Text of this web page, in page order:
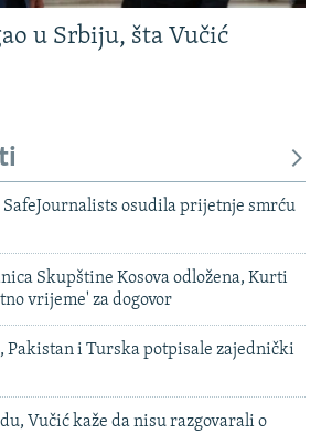
u Srbiju, šta Vučić
SafeJournalists osudila prijetnje smrću
Skupštine Kosova odložena, Kurti
vrijeme' za dogovor
Pakistan i Turska potpisale zajednički
Vučić kaže da nisu razgovarali o